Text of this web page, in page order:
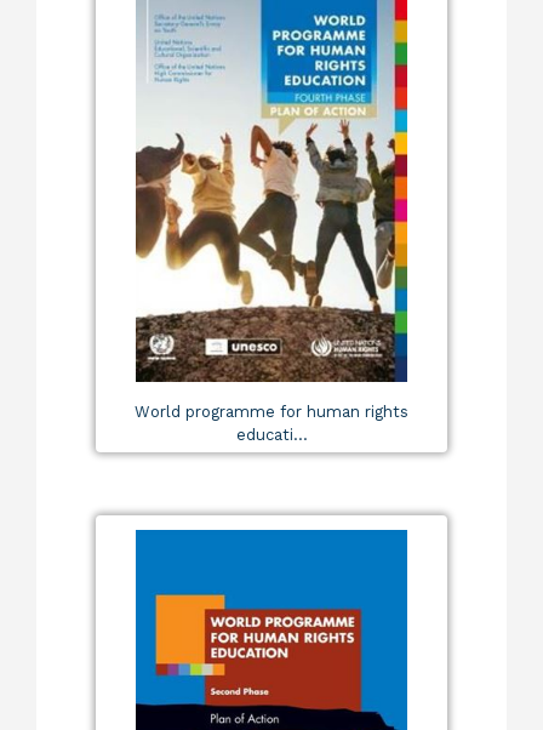
World programme for human rights
educati...